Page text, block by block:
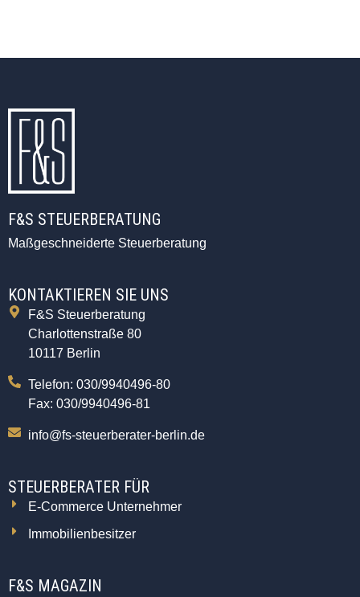
F&S STEUERBERATUNG
Maßgeschneiderte Steuerberatung
KONTAKTIEREN SIE UNS
F&S Steuerberatung
Charlottenstraße 80
10117 Berlin
Telefon: 030/9940496-80
Fax: 030/9940496-81
info@fs-steuerberater-berlin.de
STEUERBERATER FÜR
E-Commerce Unternehmer
Immobilienbesitzer
F&S MAGAZIN